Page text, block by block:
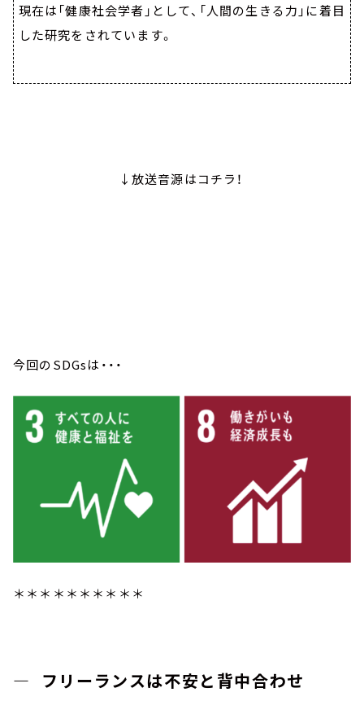
現在は「健康社会学者」として、「人間の生きる力」に着目
した研究をされています。
↓放送音源はコチラ！
今回のSDGsは・・・
＊＊＊＊＊＊＊＊＊＊
― フリーランスは不安と背中合わせ